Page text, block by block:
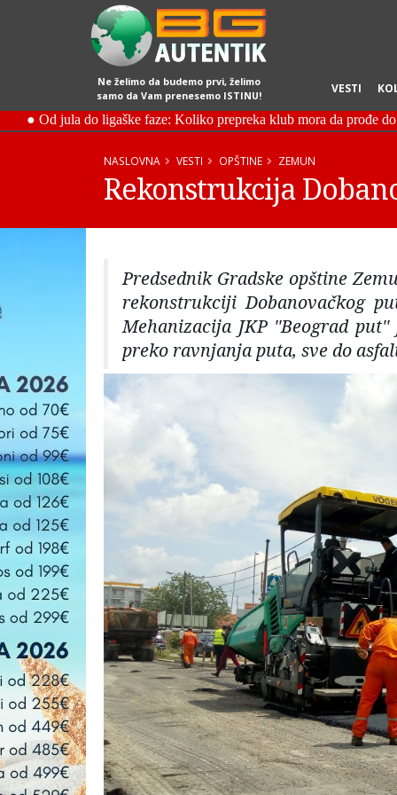
Ne želimo da budemo prvi, želimo
samo da Vam prenesemo ISTINU!
VESTI
NASLOVNA VESTI OPŠTINE ZEMUN
Rekonstrukcija
Predsednik Gradske opštine
rekonstrukciji Dobanovačkog
Mehanizacija JKP ''Beograd
preko ravnjanja puta, sve do